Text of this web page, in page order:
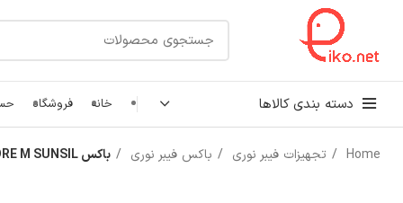
دسته بندی کالاها
کابل شبکه
خانه فروشگاه
Home تجهیزات فیبر نوری باکس فیبر نوری باکس FAT 24 CORE M SUNSIL